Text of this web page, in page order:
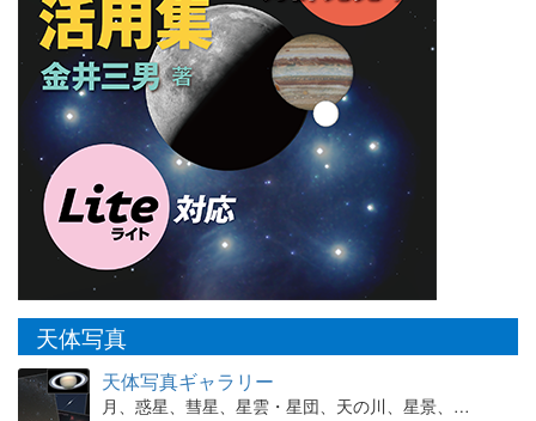
天体写真
天体写真ギャラリー
月、惑星、彗星、星雲・星団、天の川、星景、…